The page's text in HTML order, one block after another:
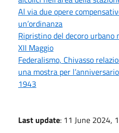
Al via due opere
un’ordinanza
Ripristino del decoro urbano
XII Maggio
Federalismo, Chivasso
una mostra per
1943
Last update: 11 June 2024,